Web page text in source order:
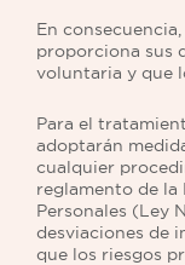
En
proporciona sus
voluntaria y que
Para el
adoptarán
cualquier
reglamento de la
Personales (Ley
desviaciones de
que los riesgos